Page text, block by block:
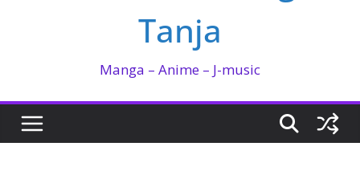
Tanja
Manga – Anime – J-music